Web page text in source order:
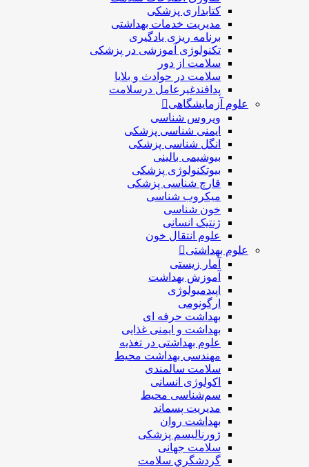
کتابداری پزشکی
مديريت خدمات بهداشتی
برنامه ریزی یادگیری
تکنولوژی آموزشی در پزشکی
سلامت از دور
سلامت در حوادث و بلایا
پدافندغیرعامل درسلامت
علوم آزمایشگاهی
ویروس شناسی
ایمنی شناسی پزشكی
انگل شناسی پزشکی
بیوشیمی بالینی
بیوتکنولوژی پزشکی
قارچ شناسی پزشکی
ميكروب شناسی
خون شناسی
ژنتیک انسانی
علوم انتقال خون
علوم بهداشتی
آمار زیستی
آموزش بهداشت
اپیدمیولوژی
ارگونومی
بهداشت حرفه ای
بهداشت و ایمنی غذایی
علوم بهداشتی در تغذیه
مهندسی بهداشت محيط
سلامت سالمندی
اکولوژی انسانی
سم‌شناسی محیط
مدیریت پسماند
بهداشت روان
ژورنالیسم پزشکی
سلامت جهانی
گردشگري سلامت